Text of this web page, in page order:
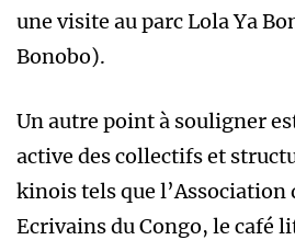
une visite au parc Lola Ya
Bonobo).
Un autre point à souligner
active des collectifs et
kinois tels que l’Association
Ecrivains du Congo, le café